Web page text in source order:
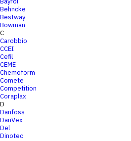
Behncke
Bestway
Bowman
C
Carobbio
CCEI
Cefil
CEME
Chemoform
Comete
Competition
Coraplax
D
Danfoss
DanVex
Del
Dinotec